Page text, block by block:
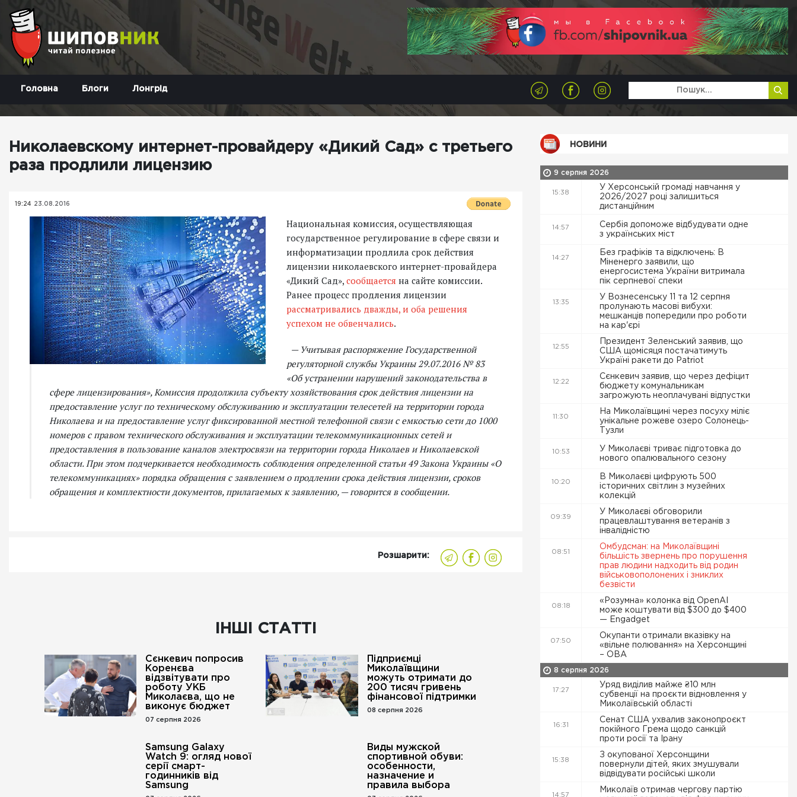
Головна Блоги Лонгрід
Николаевскому интернет-провайдеру «Дикий Сад» с третьего
раза продлили лицензию
19:24 23.08.2016
Национальная комиссия, осуществляющая
государственное регулирование в сфере связи и
информатизации продлила срок действия
лицензии николаевского интернет-провайдера
«Дикий Сад», сообщается на сайте комиссии.
Ранее процесс продления лицензии
рассматривались дважды, и оба решения
успехом не обвенчались.
— Учитывая распоряжение Государственной
регуляторной службы Украины 29.07.2016 № 83
«Об устранении нарушений законодательства в
сфере лицензирования», Комиссия продолжила субъекту хозяйствования срок действия лицензии на
предоставление услуг по техническому обслуживанию и эксплуатации телесетей на территории города
Николаева и на предоставление услуг фиксированной местной телефонной связи с емкостью сети до 1000
номеров с правом технического обслуживания и эксплуатации телекоммуникационных сетей и
предоставления в пользование каналов электросвязи на территории города Николаев и Николаевской
области. При этом подчеркивается необходимость соблюдения определенной статьи 49 Закона Украины «О
телекоммуникациях» порядка обращения с заявлением о продлении срока действия лицензии, сроков
обращения и комплектности документов, прилагаемых к заявлению, — говорится в сообщении.
Розшарити:
ІНШІ СТАТТІ
Сєнкевич попросив
Коренєва
відзвітувати про
роботу УКБ
Миколаєва, що не
виконує бюджет
07 серпня 2026
Підприємці
Миколаївщини
можуть отримати до
200 тисяч гривень
фінансової підтримки
08 серпня 2026
Samsung Galaxy
Watch 9: огляд нової
серії смарт-
годинників від
Samsung
Виды мужской
спортивной обуви:
особенности,
назначение и
правила выбора
НОВИНИ
9 серпня 2026
15:38
У Херсонській громаді навчання у
2026/2027 році залишиться
дистанційним
14:57
Сербія допоможе відбудувати одне
з українських міст
14:27
Без графіків та відключень: В
Міненерго заявили, що
енергосистема України витримала
пік серпневої спеки
13:35
У Вознесенську 11 та 12 серпня
пролунають масові вибухи:
мешканців попередили про роботи
на кар'єрі
12:55
Президент Зеленський заявив, що
США щомісяця постачатимуть
Україні ракети до Patriot
12:22
Сєнкевич заявив, що через дефіцит
бюджету комунальникам
загрожують неоплачувані відпустки
11:30
На Миколаївщині через посуху міліє
унікальне рожеве озеро Солонець-
Тузли
10:53
У Миколаєві триває підготовка до
нового опалювального сезону
10:20
В Миколаєві цифрують 500
історичних світлин з музейних
колекцій
09:39
У Миколаєві обговорили
працевлаштування ветеранів з
інвалідністю
08:51
Омбудсман: на Миколаївщині
більшість звернень про порушення
прав людини надходить від родин
військовополонених і зниклих
безвісти
08:18
«Розумна» колонка від OpenAI
може коштувати від $300 до $400
— Engadget
07:50
Окупанти отримали вказівку на
«вільне полювання» на Херсонщині
– ОВА
8 серпня 2026
17:27
Уряд виділив майже ₴10 млн
субвенції на проєкти відновлення у
Миколаївській області
16:31
Сенат США ухвалив законопроєкт
покійного Грема щодо санкцій
проти росії та Ірану
15:38
З окупованої Херсонщини
повернули дітей, яких змушували
відвідувати російські школи
14:57
Миколаїв отримав чергову партію